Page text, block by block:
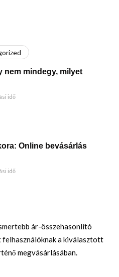
nem mindegy, milyet
idő
Online bevásárlás
idő
ár-összehasonlító
a kiválasztott
megvásárlásában.